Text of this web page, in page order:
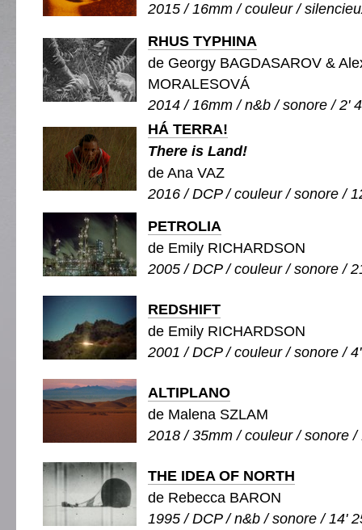
2015 / 16mm / couleur /
RHUS TYPHINA
de Georgy BAGDASAROV &
MORALESOVÁ
2014 / 16mm / n&b / sonore / 2'
HÁ TERRA!
There is Land!
de Ana VAZ
2016 / DCP / couleur / sonore /
PETROLIA
de Emily RICHARDSON
2005 / DCP / couleur / sonore /
REDSHIFT
de Emily RICHARDSON
2001 / DCP / couleur / sonore /
ALTIPLANO
de Malena SZLAM
2018 / 35mm / couleur / sonore /
THE IDEA OF NORTH
de Rebecca BARON
1995 / DCP / n&b / sonore / 14'